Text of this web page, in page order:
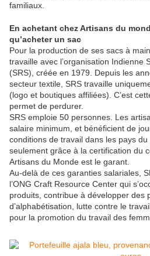
familiaux.
En achetant chez Artisans du
qu’acheter un sac
Pour la production de ses sacs à
travaille avec l’organisation Indienne
(SRS), créée en 1979. Depuis les
secteur textile, SRS travaille
(logo et boutiques affiliées). C’est
permet de perdurer.
SRS emploie 50 personnes. Les
salaire minimum, et bénéficient de
conditions de travail dans les pays
seulement grâce à la certification du
Artisans du Monde est le garant.
Au-delà de ces garanties salariales,
l’ONG Craft Resource Center qui
produits, contribue à développer des
d’alphabétisation, lutte contre le
pour la promotion du travail des